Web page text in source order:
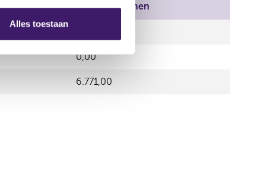
Alles toestaan
Aantal stemmen
0,00
6.771,00